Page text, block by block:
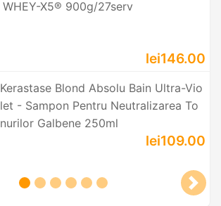
WHEY-X5® 900g/27serv
lei146.00
Kerastase Blond Absolu Bain Ultra-Vio
let - Sampon Pentru Neutralizarea To
nurilor Galbene 250ml
lei109.00
Next